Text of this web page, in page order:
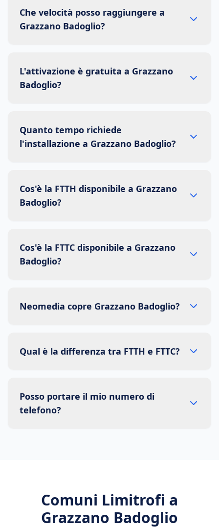
Che velocità posso raggiungere a
Grazzano Badoglio?
L'attivazione è gratuita a Grazzano
Badoglio?
Quanto tempo richiede
l'installazione a Grazzano Badoglio?
Cos'è la FTTH disponibile a Grazzano
Badoglio?
Cos'è la FTTC disponibile a Grazzano
Badoglio?
Neomedia copre Grazzano Badoglio?
Qual è la differenza tra FTTH e FTTC?
Posso portare il mio numero di
telefono?
Comuni Limitrofi a
Grazzano Badoglio